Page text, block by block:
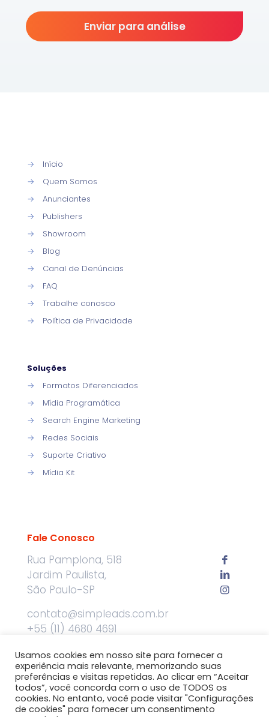
→
Início
→
Quem Somos
→
Anunciantes
→
Publishers
→
Showroom
→
Blog
→
Canal de Denúncias
→
FAQ
→
Trabalhe conosco
→
Política de Privacidade
Soluções
→
Formatos Diferenciados
→
Mídia Programática
→
Search Engine Marketing
→
Redes Sociais
→
Suporte Criativo
→
Mídia Kit
Fale Conosco
Rua Pamplona, 518
Jardim Paulista,
São Paulo-SP
contato@simpleads.com.br
+55 (11) 4680 4691
Usamos cookies em nosso site para fornecer a
experiência mais relevante, memorizando suas
preferências e visitas repetidas. Ao clicar em “Aceitar
todos”, você concorda com o uso de TODOS os
cookies. No entanto, você pode visitar "Configurações
de cookies" para fornecer um consentimento